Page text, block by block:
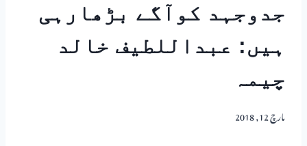
جدوجہد کوآگے بڑھارہی
ہیں: عبداللطیف خالد
چیمہ
مارچ 12, 2018